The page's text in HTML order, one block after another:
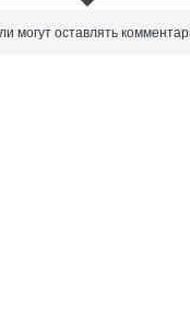
могут оставлять